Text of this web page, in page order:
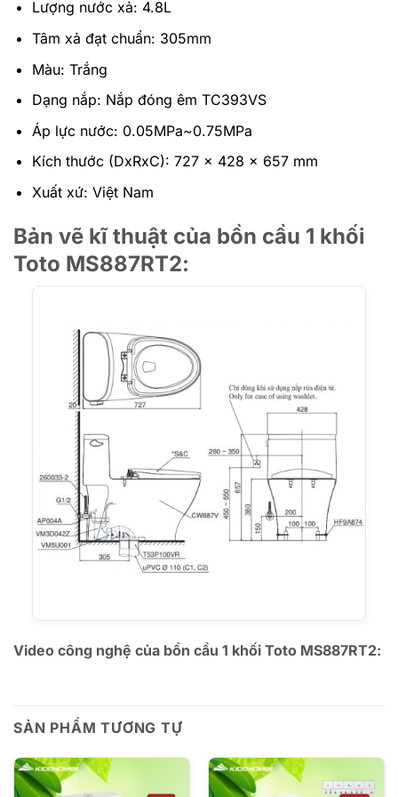
Lượng nước xả: 4.8L
Tâm xả đạt chuẩn: 305mm
Màu: Trắng
Dạng nắp: Nắp đóng êm TC393VS
Áp lực nước: 0.05MPa~0.75MPa
Kích thước (DxRxC): 727 x 428 x 657 mm
Xuất xứ: Việt Nam
Bản vẽ kĩ thuật của bồn cầu 1 khối
Toto MS887RT2:
Video công nghệ của bồn cầu 1 khối Toto MS887RT2:
SẢN PHẨM TƯƠNG TỰ